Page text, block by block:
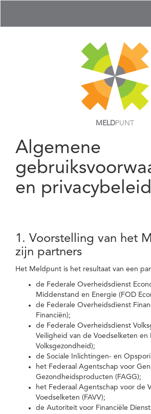
MELDPUNT
Algemene
en privacybeleid
1. Voorstelling van het
zijn partners
Het Meldpunt is het resultaat van een
de Federale Overheidsdienst
Middenstand en Energie (FOD
de Federale Overheidsdienst
Financiën);
de Federale Overheidsdienst
Veiligheid van de Voedselketen en
Volksgezondheid);
de Sociale Inlichtingen- en
het Federaal Agentschap voor
Gezondheidsproducten (FAGG);
het Federaal Agentschap voor de
Voedselketen (FAVV);
de Autoriteit voor Financiële